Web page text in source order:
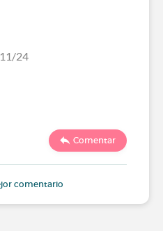
24
Comentar
comentario